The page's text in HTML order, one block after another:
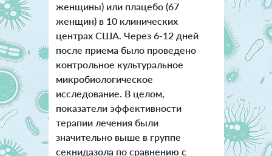
женщины) или плацебо (67
женщин) в 10 клинических
центрах США. Через 6-12 дней
после приема было проведено
контрольное культуральное
микробиологическое
исследование. В целом,
показатели эффективности
терапии лечения были
значительно выше в группе
секнидазола по сравнению с